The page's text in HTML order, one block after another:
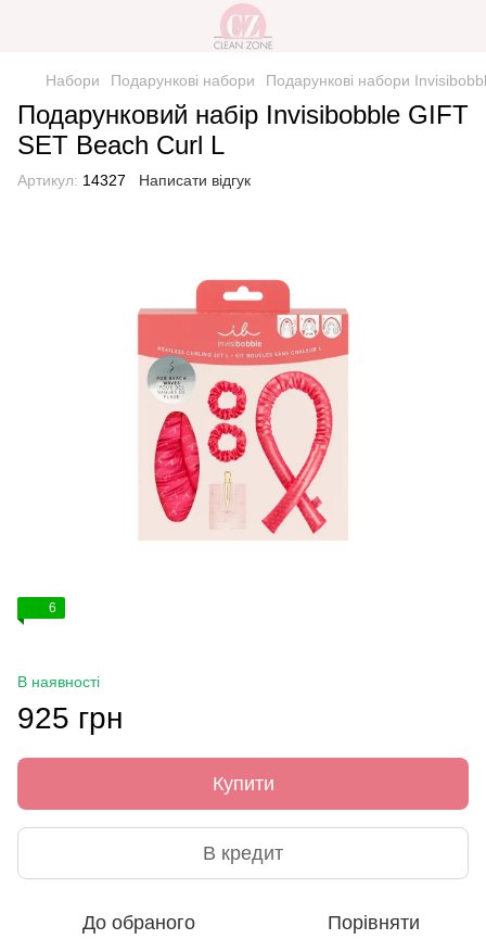
Набори Подарункові набори Подарункові набори
Подарунковий набір Invisibobble GIFT
SET Beach Curl L
Артикул: 14327 Написати відгук
6
В наявності
925 грн
Купити
В кредит
До обраного Порівняти